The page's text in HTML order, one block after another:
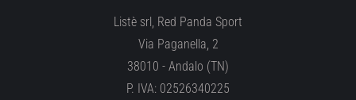
Listè srl, Red Panda Sport
Via Paganella, 2
38010 - Andalo (TN)
P. IVA: 02526340225